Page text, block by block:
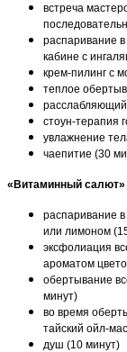
встреча
распаривание
кабине с
крем-пилинг с
теплое
расслабляющий
стоун-терапия
увлажнение
чаепитие (30
«Витаминный салют»
распаривание
или лимоном
эксфолиация
ароматом
обертывание
минут)
во время
тайский ойл-
душ (10 минут)